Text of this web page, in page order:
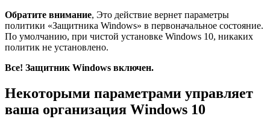
Обратите внимание, Это действие вернет параметры
политики «Защитника Windows» в первоначальное состояние.
По умолчанию, при чистой установке Windows 10, никаких
политик не установлено.
Все! Защитник Windows включен.
Некоторыми параметрами управляет
ваша организация Windows 10